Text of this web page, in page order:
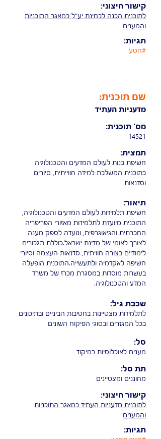
לתוכנית הכנה לבחינת יע"ל במאגר התוכניות
והמענים
#חטע
קישור חיצוני:
תגיות:
שם תוכנית:
מדעניות העתיד
14521
חשיפת בנות לעולם המדעים והטכנולוגיה
בתוכנית המשלבת למידה חווייתית, סיורים
וסדנאות
חשיפת תלמידות לעולם המדעים והטכנולוגיה,
התוכנית מיועדת לתלמידות מאזורי הפריפריה
החברתית והגיאוגרפית, ונועדה לספק מענה
לצורך לאומי של מדינת ישראל.כוללת תגבורים
לימודיים בצורה חוויתית, סדנאות העצמה וסיורי
חשיפה לאקדמיה ולתעשייה.התוכנית הופעלה
בעשרות מוסדות במסגרת מכרז של משרד
המדע והטכנולוגיה.
מס' תוכנית:
תמצית:
תיאור:
לתלמידות מצטיינות בחטיבות הביניים ובתיכונים
בכל המגזרים ובסוגי הפיקוח השונים
מענים לאוכלוסיות במיקוד
מחוננים ומצטיינים
לתוכנית מדעניות העתיד במאגר התוכניות
והמענים
שכבת גיל:
סל:
תת סל:
קישור חיצוני:
תגיות: